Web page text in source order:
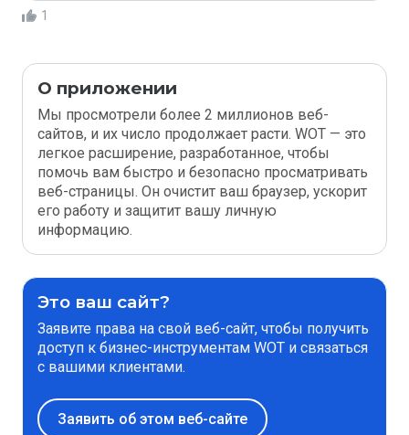
1
О приложении
Мы просмотрели более 2 миллионов веб-
сайтов, и их число продолжает расти. WOT — это
легкое расширение, разработанное, чтобы
помочь вам быстро и безопасно просматривать
веб-страницы. Он очистит ваш браузер, ускорит
его работу и защитит вашу личную
информацию.
Это ваш сайт?
Заявите права на свой веб-сайт, чтобы получить
доступ к бизнес-инструментам WOT и связаться
с вашими клиентами.
Заявить об этом веб-сайте